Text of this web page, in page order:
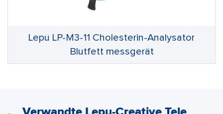
Lepu LP-M3-11 Cholesterin-Analysator
Blutfett messgerät